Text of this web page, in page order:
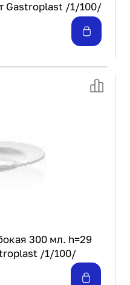
Gastroplast /1/100/
300 мл. h=29
/1/100/